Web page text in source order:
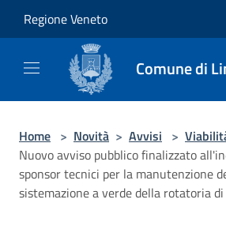
Regione Veneto
Comune di
Home > Novità > Avvisi >
Nuovo avviso pubblico finalizzato
sponsor tecnici per la manutenzione
sistemazione a verde della rotatoria di